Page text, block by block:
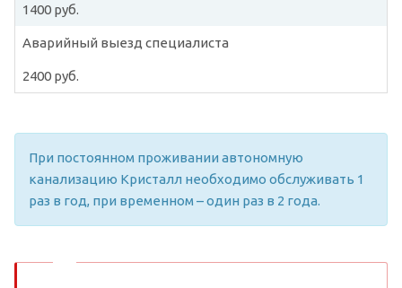
1400 руб.
Аварийный выезд специалиста
2400 руб.
При постоянном проживании автономную
канализацию Кристалл необходимо обслуживать 1
раз в год, при временном – один раз в 2 года.